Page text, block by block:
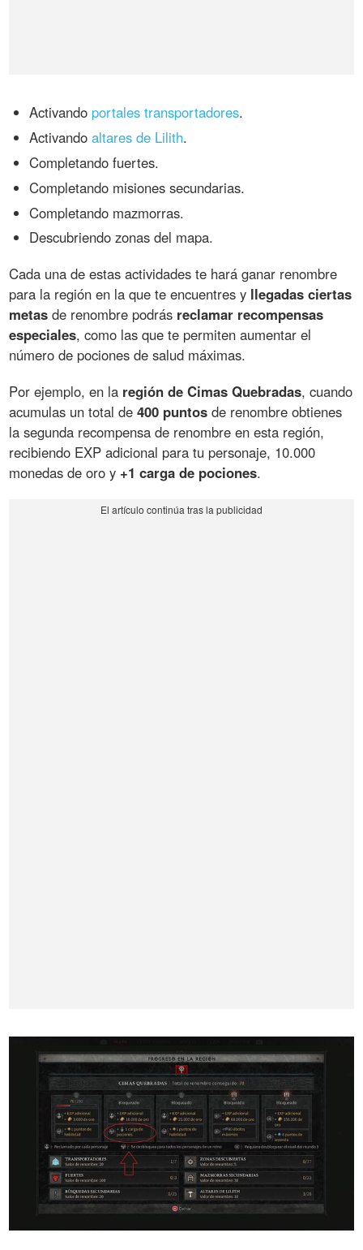
Activando portales transportadores.
Activandoaltares de Lilith.
Completando fuertes.
Completando misiones secundarias.
Completando mazmorras.
Descubriendo zonas del mapa.
Cada una de estas actividades te hará ganar renombre
para la región en la que te encuentres y llegadas ciertas
metas de renombre podrás reclamar recompensas
especiales, como las que te permiten aumentar el
número de pociones de salud máximas.
Por ejemplo, en la región de Cimas Quebradas, cuando
acumulas un total de400 puntos de renombre obtienes
la segunda recompensa de renombre en esta región,
recibiendo EXP adicional para tu personaje, 10.000
monedas de oro y +1 carga de pociones.